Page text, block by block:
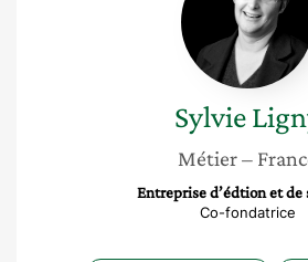
Sylvie
Métier–
Entreprise d’édtion et de
Co-fondatrice